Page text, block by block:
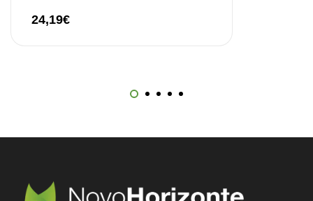
24,19€